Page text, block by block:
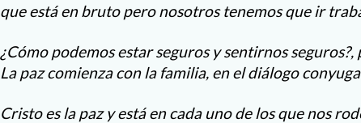
que está en bruto pero nosotros tenemos que ir
¿Cómo podemos estar seguros y sentirnos
La paz comienza con la familia, en el diálogo
Cristo es la paz y está en cada uno de los que nos